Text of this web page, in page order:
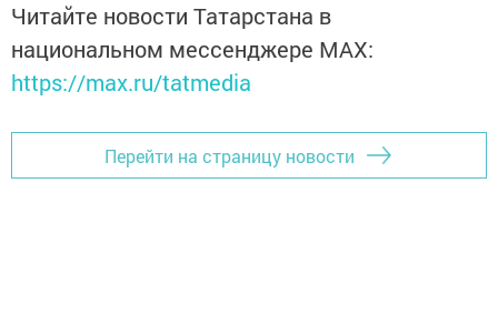
Читайте новости Татарстана в
национальном мессенджере MАХ:
https://max.ru/tatmedia
Перейти на страницу новости